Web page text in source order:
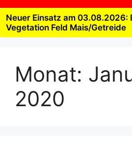
Neuer Einsatz am 03.08.2026:
Vegetation Feld Mais/Getreide
Monat:
2020